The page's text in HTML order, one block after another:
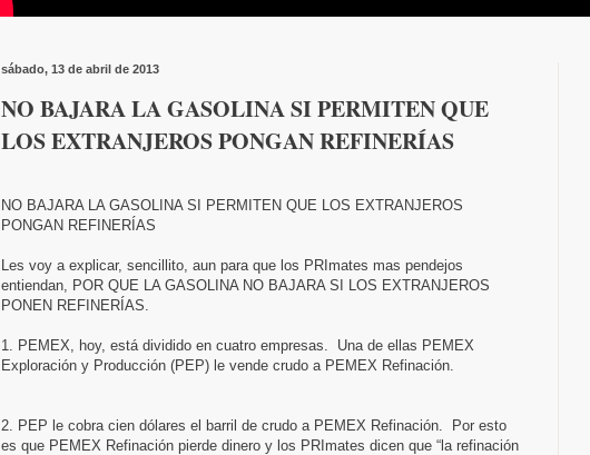
sábado, 13 de abril de 2013
NO BAJARA LA GASOLINA SI PERMITEN QUE
LOS EXTRANJEROS PONGAN REFINERÍAS
NO BAJARA LA GASOLINA SI PERMITEN QUE LOS EXTRANJEROS
PONGAN REFINERÍAS
Les voy a explicar, sencillito, aun para que los PRImates mas pendejos
entiendan, POR QUE LA GASOLINA NO BAJARA SI LOS EXTRANJEROS
PONEN REFINERÍAS.
1.
PEMEX, hoy, está dividido en cuatro empresas. Una de ellas PEMEX
Exploración y Producción (PEP) le vende crudo a PEMEX Refinación.
2. PEP le cobra cien dólares el barril de crudo a PEMEX Refinación. Por esto
es que PEMEX Refinación pierde dinero y los PRImates dicen que “la refinación